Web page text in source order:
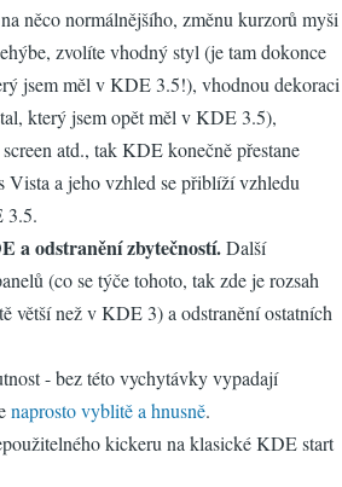
něco normálnějšího, změnu kurzorů myši
zvolíte vhodný styl (je tam dokonce
jsem měl v KDE 3.5!), vhodnou dekoraci
který jsem opět měl v KDE 3.5),
atd., tak KDE konečně přestane
Vista a jeho vzhled se přiblíží vzhledu
3.5.
a odstranění zbytečností.Další
(co se týče tohoto, tak zde je rozsah
větší než v KDE 3) a odstranění ostatních
- bez této vychytávky vypadají
naprosto vyblitě a hnusně.
kickeru na klasické KDE start